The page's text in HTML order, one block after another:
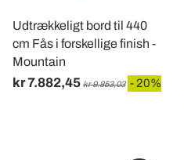
Udtrækkeligt bord til 440
cm Fås i forskellige finish -
Mountain
kr 7.882,45 kr 9.853,03 - 20%